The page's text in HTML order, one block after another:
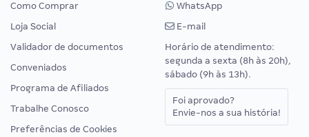
Como Comprar
Loja Social
Validador de documentos
Conveniados
Programa de Afiliados
Trabalhe Conosco
Preferências de Cookies
WhatsApp
E-mail
Horário de atendimento:
segunda a sexta (8h às 20h),
sábado (9h às 13h).
Foi aprovado?
Envie-nos a sua história!